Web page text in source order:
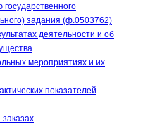
задания (ф.0503762)
деятельности и об
мероприятиях и их
показателей